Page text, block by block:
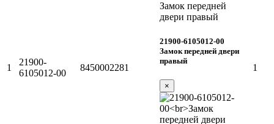
1
21900-
6105012-00
8450002281
Замок передней
двери правый
21900-6105012-00
Замок передней двери
правый
×
1